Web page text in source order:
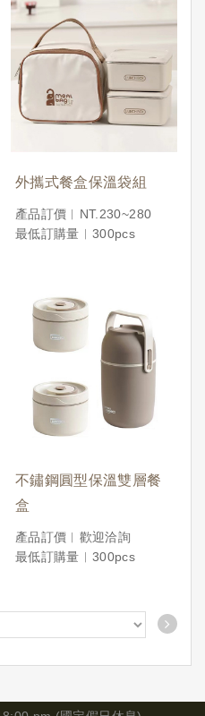
外攜式餐盒保溫袋組
產品訂價︱NT.230~280
最低訂購量︱300pcs
不鏽鋼圓型保溫雙層餐
盒
產品訂價︱歡迎洽詢
最低訂購量︱300pcs